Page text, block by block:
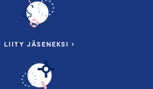
LIITY JÄSENEKSI ›